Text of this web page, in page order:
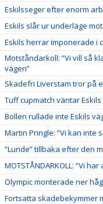
Eskilsseger efter enorm
Eskils slår ur underläge
Eskils herrar imponerade i
Motståndarkoll: ”Vi vill så
vägen”
Skadefri Liverstam tror på
Tuff cupmatch väntar Eskils
Bollen rullade inte Eskils
Martin Pringle: ”Vi kan inte
”Lunde” tillbaka efter den
MOTSTÅNDARKOLL: ”Vi
Olympic monterade ner
Fortsatta skadebekymmer